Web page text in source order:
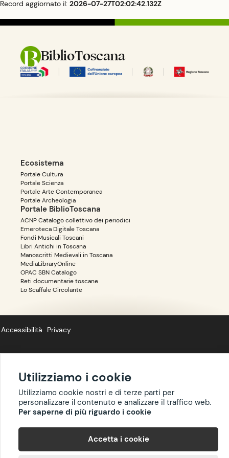
Record aggiornato il: 2026-07-27T02:02:42.132Z
BiblioToscana
Ecosistema
Portale Cultura
Portale Scienza
Portale Arte Contemporanea
Portale Archeologia
Portale BiblioToscana
ACNP Catalogo collettivo dei periodici
Emeroteca Digitale Toscana
Fondi Musicali Toscani
Libri Antichi in Toscana
Manoscritti Medievali in Toscana
MediaLibraryOnline
OPAC SBN Catalogo
Reti documentarie toscane
Lo Scaffale Circolante
Accessibilità Privacy
Copyright ©BIBLIOTOSCANA: tutti i diritti riservati quanto ai dati delle
risorse. I contenuti estratti da Wikipedia sono riproducibili con licenza
cc-by-sa.
Utilizziamo i cookie
Utilizziamo cookie nostri e di terze parti per
personalizzare il contenuto e analizzare il traffico web.
Per saperne di più riguardo i cookie
Accetta i cookie